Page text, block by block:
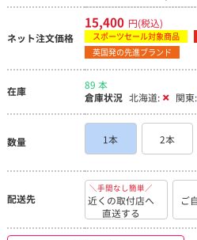
ネット注文価格
15,400 円(税込)
スポーツセール対象商品
英国発の先進ブランド
在庫
89 本
倉庫状況 北海道: 関東:
数量 1本 2本
配送先
＼手間なし簡単／
近くの取付店へ
直送する
ご